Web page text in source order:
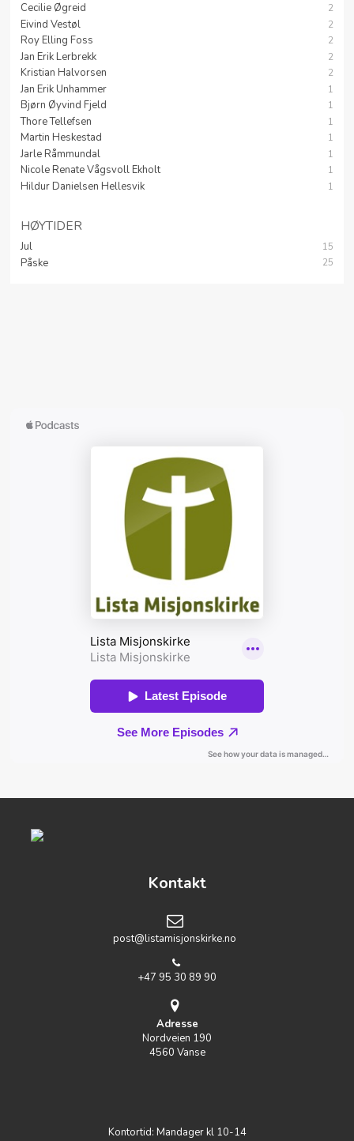
Cecilie Øgreid 2
Eivind Vestøl 2
Roy Elling Foss 2
Jan Erik Lerbrekk 2
Kristian Halvorsen 2
Jan Erik Unhammer 1
Bjørn Øyvind Fjeld 1
Thore Tellefsen 1
Martin Heskestad 1
Jarle Råmmundal 1
Nicole Renate Vågsvoll Ekholt 1
Hildur Danielsen Hellesvik 1
HØYTIDER
Jul 15
Påske 25
Kontakt
post@listamisjonskirke.no
+47 95 30 89 90
Adresse
Nordveien 190
4560 Vanse
Kontortid: Mandager kl 10-14